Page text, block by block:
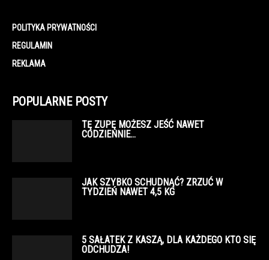
POLITYKA PRYWATNOŚCI
REGULAMIN
REKLAMA
POPULARNE POSTY
TĘ ZUPĘ MOŻESZ JEŚĆ NAWET
CODZIENNIE…
JAK SZYBKO SCHUDNĄĆ? ZRZUĆ W
TYDZIEŃ NAWET 4,5 KG
5 SAŁATEK Z KASZĄ, DLA KAŻDEGO KTO SIĘ
ODCHUDZA!